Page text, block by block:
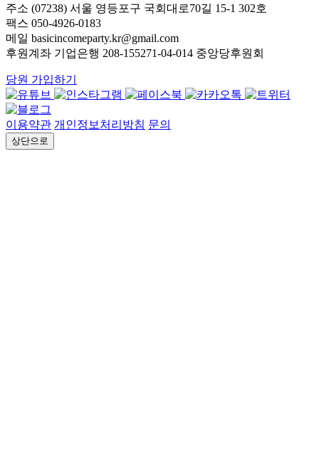
주소 (07238) 서울 영등포구 국회대로70길 15-1 302호
팩스 050-4926-0183
메일 basicincomeparty.kr@gmail.com
후원계좌 기업은행 208-155271-04-014 중앙당후원회
당원 가입하기
이용약관 개인정보처리방침 문의
상단으로